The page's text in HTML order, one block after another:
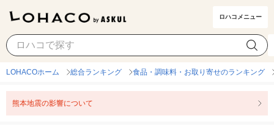
ロハコメニュー
その他 米 カテゴリ選択
LOHACOホーム 総合ランキング 食品・調味料・お取り寄せのランキング
熊本地震の影響について